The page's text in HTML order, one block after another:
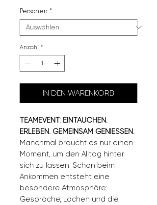
Personen *
Anzahl *
IN DEN WARENKORB
TEAMEVENT: EINTAUCHEN.
ERLEBEN. GEMEINSAM GENIESSEN.
Manchmal braucht es nur einen
Moment, um den Alltag hinter
sich zu lassen. Schon beim
Ankommen entsteht eine
besondere Atmosphäre:
Gespräche, Lachen und die